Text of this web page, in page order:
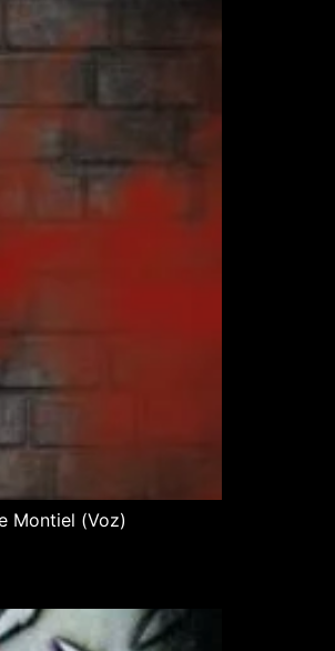
Montiel (Voz)